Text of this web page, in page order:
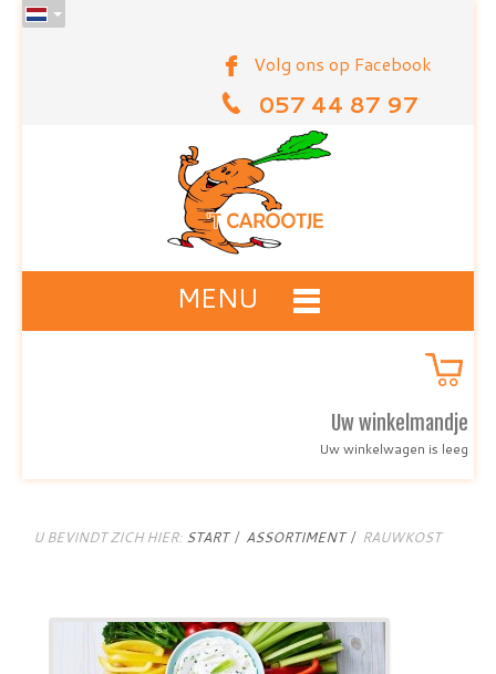
Volg ons op Facebook
057 44 87 97
MENU
Uw winkelmandje
Uw winkelwagen is leeg
U BEVINDT ZICH HIER: START ASSORTIMENT RAUWKOST